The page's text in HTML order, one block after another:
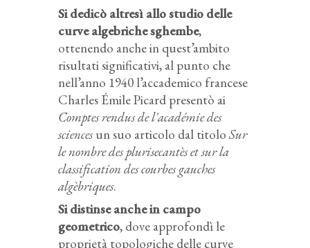
Si dedicò altresì allo studio delle
curve algebriche sghembe,
ottenendo anche in quest’ambito
risultati significativi, al punto che
nell’anno 1940 l’accademico francese
Charles Émile Picard presentò ai
Comptes rendus de l'académie des
sciencesun suo articolo dal titolo Sur
le nombre des plurisecantès et sur la
classification des courbes gauches
algèbriques.
Si distinse anche in campo
geometrico, dove approfondì le
proprietà topologiche delle curve